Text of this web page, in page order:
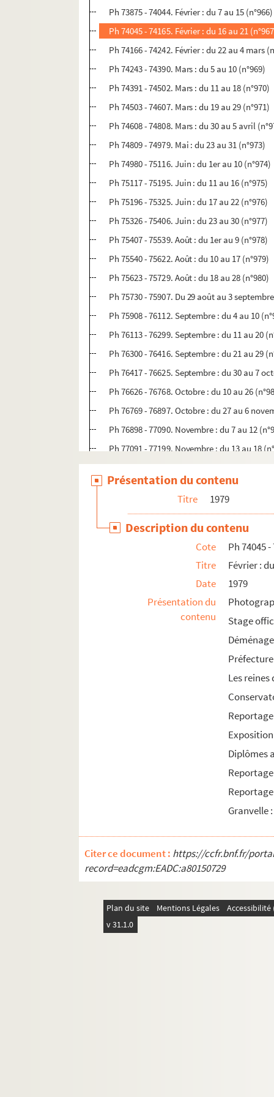
Ph 73875 - 74044. Février : du 7 au 15 (n°966)
Ph 74045 - 74165. Février : du 16 au 21
Ph 74166 - 74242. Février : du 22 au 4 mars
Ph 74243 - 74390. Mars : du 5 au 10 (n°969)
Ph 74391 - 74502. Mars : du 11 au 18 (n°970)
Ph 74503 - 74607. Mars : du 19 au 29 (n°971)
Ph 74608 - 74808. Mars : du 30 au 5 avril
Ph 74809 - 74979. Mai : du 23 au 31 (n°973)
Ph 74980 - 75116. Juin : du 1er au 10 (n°974)
Ph 75117 - 75195. Juin : du 11 au 16 (n°975)
Ph 75196 - 75325. Juin : du 17 au 22 (n°976)
Ph 75326 - 75406. Juin : du 23 au 30 (n°977)
Ph 75407 - 75539. Août : du 1er au 9 (n°978)
Ph 75540 - 75622. Août : du 10 au 17 (n°979)
Ph 75623 - 75729. Août : du 18 au 28 (n°980)
Ph 75730 - 75907. Du 29 août au 3
Ph 75908 - 76112. Septembre : du 4 au 10
Ph 76113 - 76299. Septembre : du 11 au 20
Ph 76300 - 76416. Septembre : du 21 au 29
Ph 76417 - 76625. Septembre : du 30 au 7
Ph 76626 - 76768. Octobre : du 10 au 26
Ph 76769 - 76897. Octobre : du 27 au 6
Ph 76898 - 77090. Novembre : du 7 au 12
Ph 77091 - 77199. Novembre : du 13 au 18
Ph 77200 - 77280. Novembre : du 19 au 27
Ph 77281 - 77429. Novembre : du 28 au 5
Ph 77430 - 77549. Décembre : du 6 au 9
Ph 77550 - 77704. Décembre : du 10 au 12
Ph 77705 - 77800. Décembre : du 18 au 26
Ph 77801 - 77857. Décembre : du 27 au 31
Présentation du contenu
Titre 1979
Description du contenu
Cote
Ph 74045 -
Titre
Février :
Date
1979
Présentation du
contenu
Stage
Les reines
Diplômes
Granvelle
Citer ce document : https://ccfr.bnf.fr/
record=eadcgm:EADC:a80150729
Plan du site Mentions Légales
v 31.1.0